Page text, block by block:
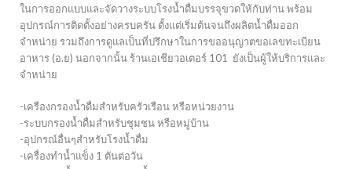
ในการออกแบบและจัดวางระบบโรงน้ำดื่มบรรจุขวดให้กับท่าน พร้อม
อุปกรณ์การติดตั้งอย่างครบครัน ตั้งแต่เริ่มต้นจนถึงผลิตน้ำดื่มออก
จำหน่าย รวมถึงการดูแลเป็นที่ปรึกษาในการขออนุญาตขอเลขทะเบียน
อาหาร (อ.ย) นอกจากนั้น ร้านเอเชียวอเตอร์ 101 ยังเป็นผู้ให้บริการและ
จำหน่าย
-เครืองกรองน้ำดื่มสำหรับครัวเรือน หรือหน่วยงาน
-ระบบกรองน้ำดื่มสำหรับชุมชน หรือหมู่บ้าน
-อุปกรณ์อื่นๆสำหรับโรงน้ำดื่ม
-เครื่องทำน้ำแข็ง 1 ตันต่อวัน